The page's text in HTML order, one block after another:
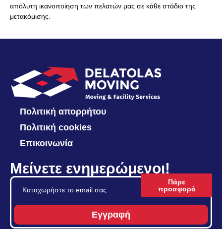
απόλυτη ικανοποίηση των πελατών μας σε κάθε στάδιο της
μετακόμισης.
Πάρε
προσφορά
Πολιτική απορρήτου
Πολιτική cookies
Επικοινωνία
Μείνετε ενημερώμενοι!
Εγγραφή